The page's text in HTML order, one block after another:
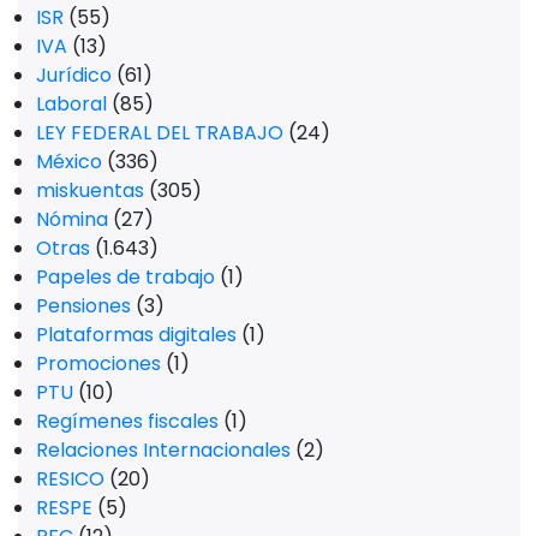
ISR (55)
IVA (13)
Jurídico (61)
Laboral (85)
LEY FEDERAL DEL TRABAJO (24)
México (336)
miskuentas (305)
Nómina (27)
Otras (1.643)
Papeles de trabajo (1)
Pensiones (3)
Plataformas digitales (1)
Promociones (1)
PTU (10)
Regímenes fiscales (1)
Relaciones Internacionales (2)
RESICO (20)
RESPE (5)